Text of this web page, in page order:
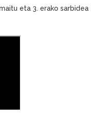
eta 3. erako sarbidea